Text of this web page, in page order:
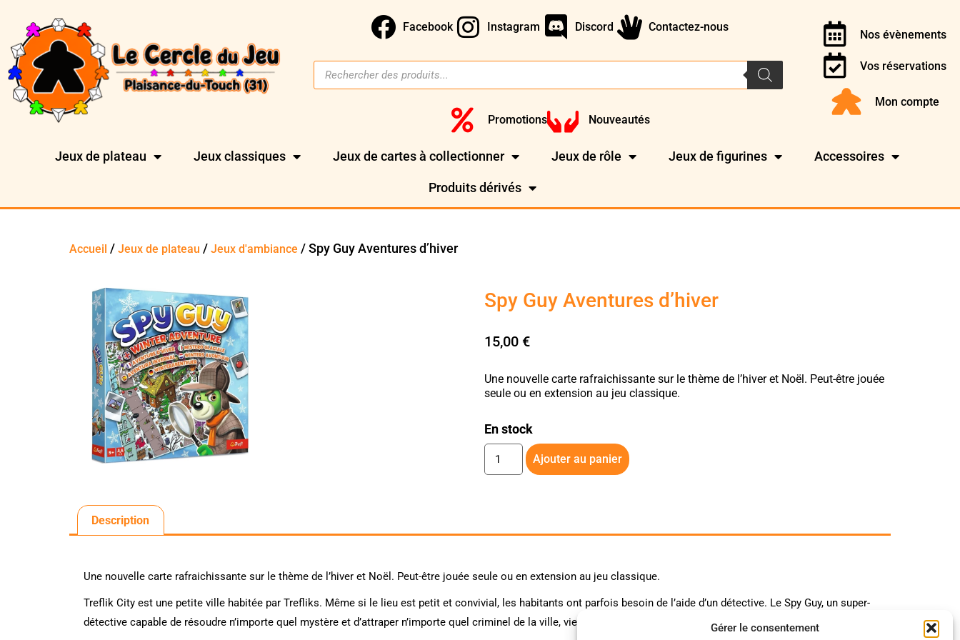
Gérer le consentement
Facebook Instagram Discord Contactez-nous
Promotions Nouveautés
Nos évènements
Vos réservations
Mon compte
Jeux de plateau Jeux classiques Jeux de cartes à collectionner Jeux de rôle Jeux de figurines Accessoires
Produits dérivés
Accueil /Jeux de plateau /Jeux d'ambiance / Spy Guy Aventures d’hiver
Spy Guy Aventures d’hiver
15,00 €
Une nouvelle carte rafraichissante sur le thème de l’hiver et Noël. Peut-être jouée
seule ou en extension au jeu classique.
En stock
Ajouter au panier
Description
Une nouvelle carte rafraichissante sur le thème de l’hiver et Noël. Peut-être jouée seule ou en extension au jeu classique.
Treflik City est une petite ville habitée par Trefliks. Même si le lieu est petit et convivial, les habitants ont parfois besoin de l’aide d’un détective. Le Spy Guy, un super-
détective capable de résoudre n’importe quel mystère et d’attraper n’importe quel criminel de la ville, vient à la rescousse ! Mais il ne réussira pas sans votre aide…